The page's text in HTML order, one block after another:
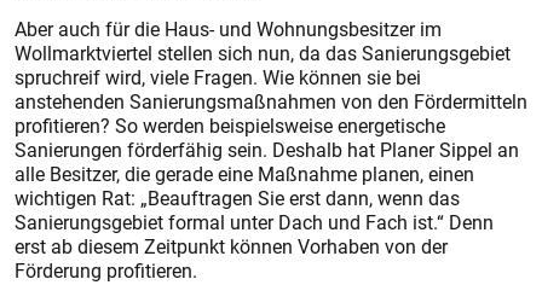
Aber auch für die Haus- und Wohnungsbesitzer im
Wollmarktviertel stellen sich nun, da das Sanierungsgebiet
spruchreif wird, viele Fragen. Wie können sie bei
anstehenden Sanierungsmaßnahmen von den Fördermitteln
profitieren? So werden beispielsweise energetische
Sanierungen förderfähig sein. Deshalb hat Planer Sippel an
alle Besitzer, die gerade eine Maßnahme planen, einen
wichtigen Rat: „Beauftragen Sie erst dann, wenn das
Sanierungsgebiet formal unter Dach und Fach ist.“ Denn
erst ab diesem Zeitpunkt können Vorhaben von der
Förderung profitieren.